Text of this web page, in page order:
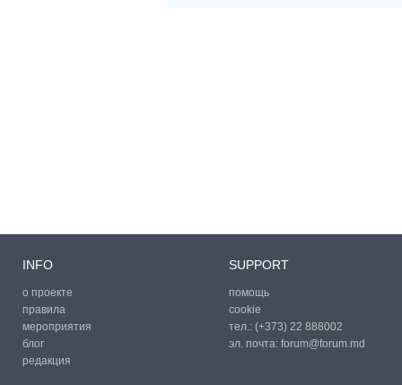
INFO
о проекте
правила
мероприятия
блог
редакция
SUPPORT
помощь
cookie
тел.: (+373) 22 888002
эл. почта: forum@forum.md